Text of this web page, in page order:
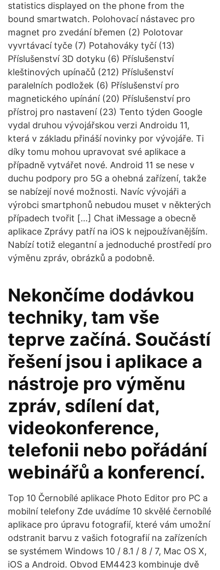
statistics displayed on the phone from the
bound smartwatch. Polohovací nástavec pro
magnet pro zvedání břemen (2) Polotovar
vyvrtávací tyče (7) Potahováky tyčí (13)
Příslušenství 3D dotyku (6) Příslušenství
kleštinových upínačů (212) Příslušenství
paralelních podložek (6) Příslušenství pro
magnetického upínání (20) Příslušenství pro
přístroj pro nastavení (23) Tento týden Google
vydal druhou vývojářskou verzi Androidu 11,
která v základu přináší novinky por vývojáře. Ti
díky tomu mohou upravovat své aplikace a
případně vytvářet nové. Android 11 se nese v
duchu podpory pro 5G a ohebná zařízení, takže
se nabízejí nové možnosti. Navíc vývojáři a
výrobci smartphonů nebudou muset v některých
případech tvořit […] Chat iMessage a obecně
aplikace Zprávy patří na iOS k nejpoužívanějším.
Nabízí totiž elegantní a jednoduché prostředí pro
výměnu zpráv, obrázků a podobně.
Nekončíme dodávkou
techniky, tam vše
teprve začíná. Součástí
řešení jsou i aplikace a
nástroje pro výměnu
zpráv, sdílení dat,
videokonference,
telefonii nebo pořádání
webinářů a konferencí.
Top 10 Černobílé aplikace Photo Editor pro PC a
mobilní telefony Zde uvádíme 10 skvělé černobílé
aplikace pro úpravu fotografií, které vám umožní
odstranit barvu z vašich fotografií na zařízeních
se systémem Windows 10 / 8.1 / 8 / 7, Mac OS X,
iOS a Android. Obvod EM4423 kombinuje dvě